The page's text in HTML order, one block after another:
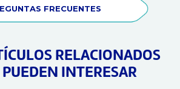
FRECUENTES
RELACIONADOS
PUEDEN INTERESAR